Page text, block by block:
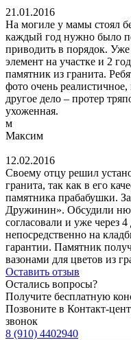
21.01.2016
На могиле у мамы стоял
каждый год нужно было
приводить в порядок. Уже
элемент на участке и 2
памятник из гранита.
фото очень
другое дело – протер
ухоженная.
м
Максим
12.02.2016
Своему отцу решил
гранита, так как в его
памятника прабабушки.
Дружинин». Обсудили
согласовали и уже через
непосредственно на
гарантии. Памятник
вазонами для цветов из
Оставить отзыв
Остались вопросы?
Получите бесплатную
Позвоните в Контакт-
звонок
8 (910) 4402940